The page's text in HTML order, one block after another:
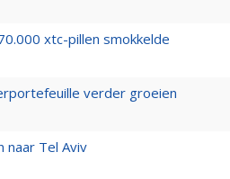
xtc-pillen smokkelde
verder groeien
naar Tel Aviv